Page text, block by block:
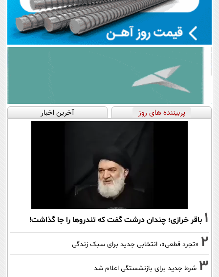
پربیننده های روز آخرین اخبار
1 باقر خرازی؛ چندان درشت گفت که تندروها را جا گذاشت!
2 «تجرد قطعی»، انتخابی جدید برای سبک زندگی
3 شرط جدید برای بازنشستگی اعلام شد